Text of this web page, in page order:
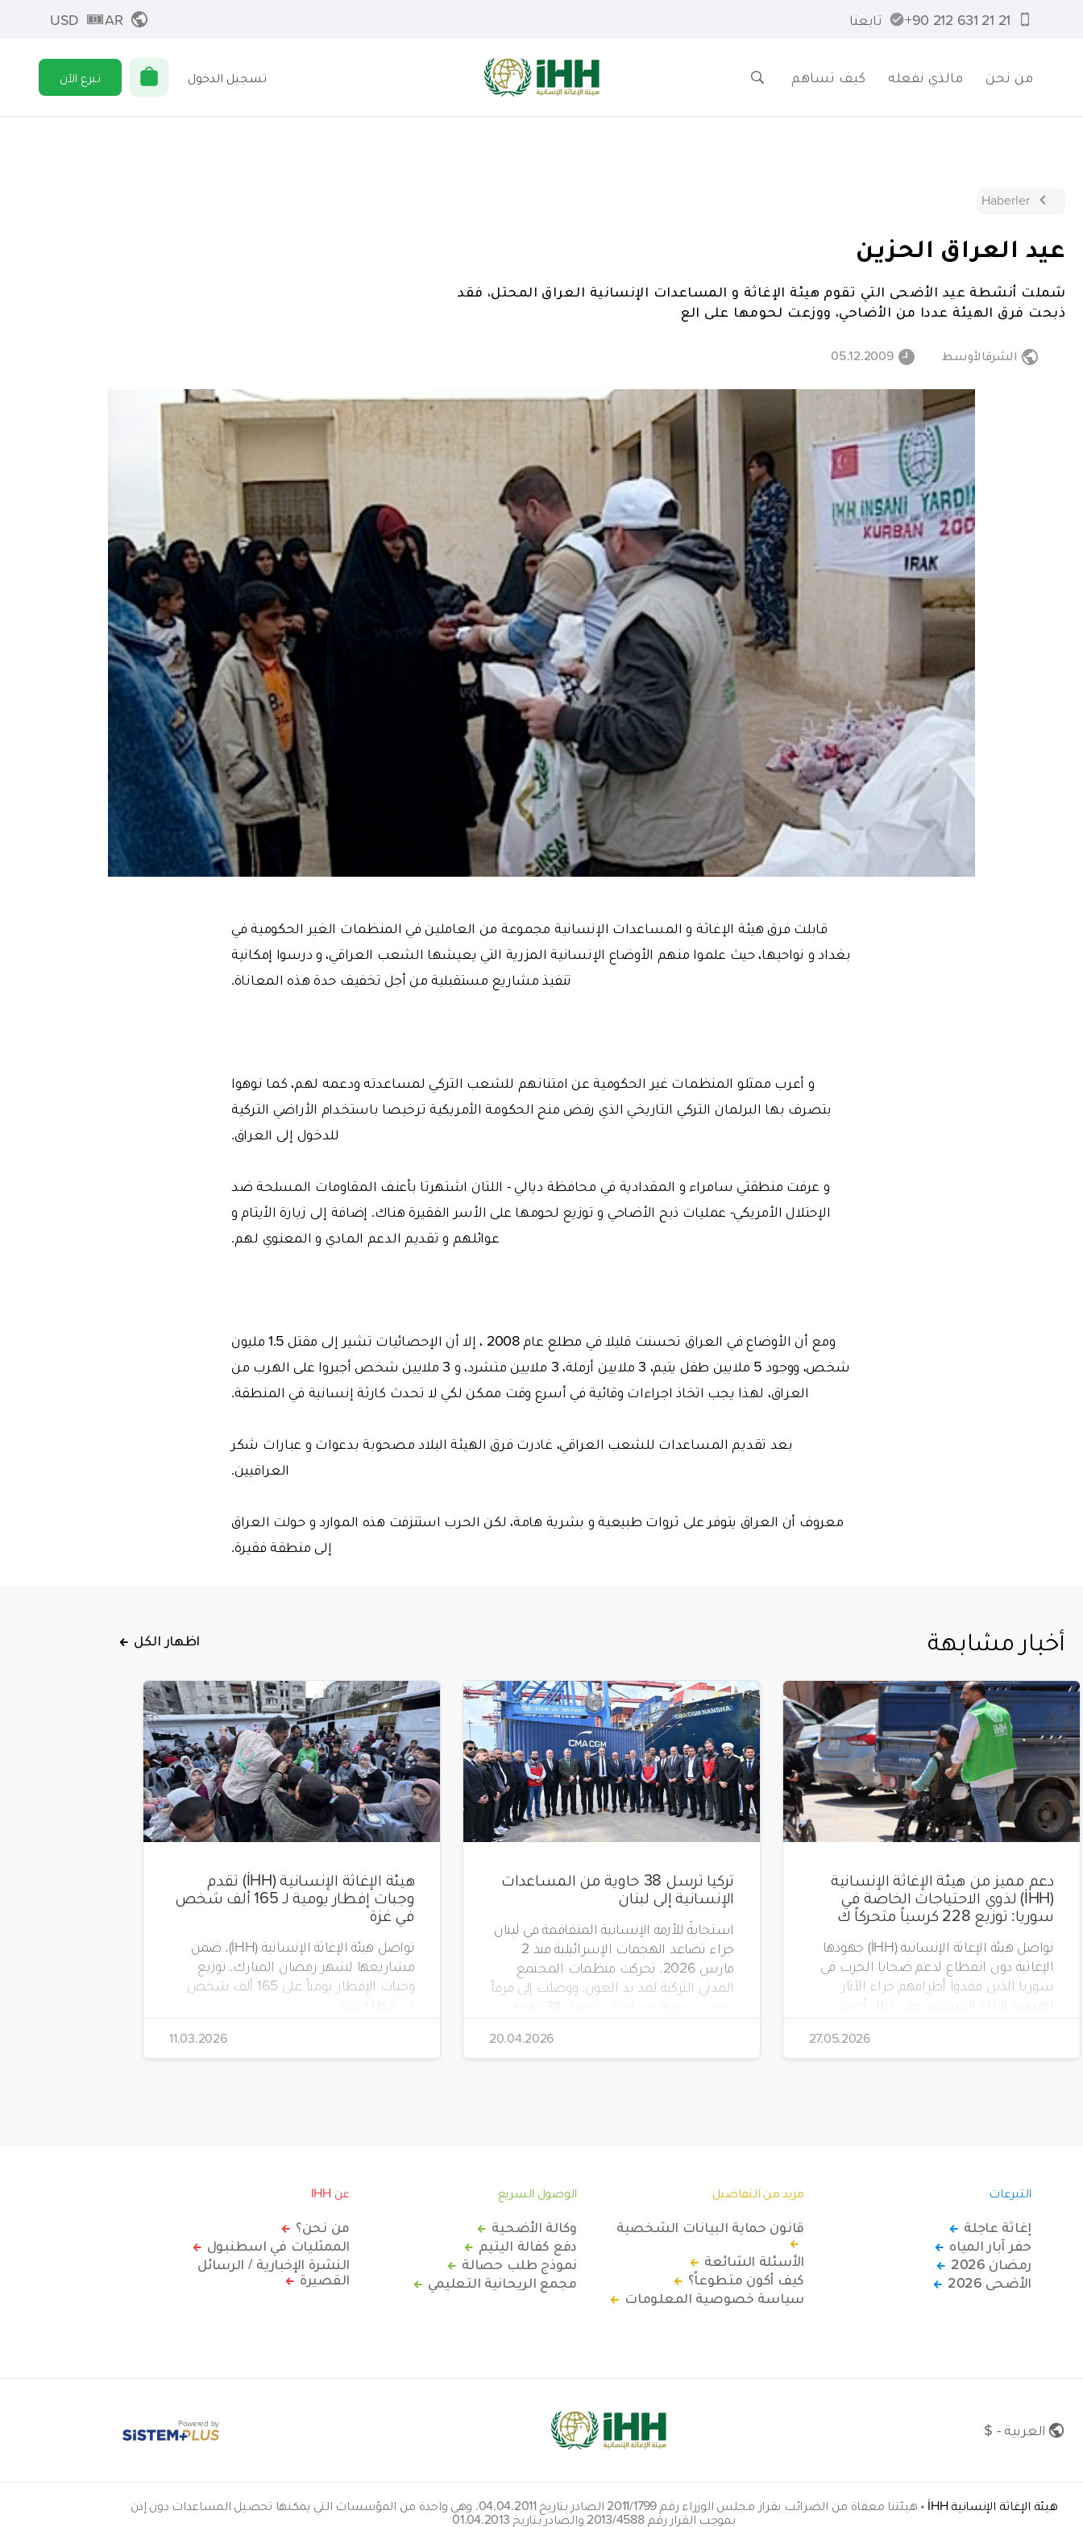
21 21 631 212 90+ تابعنا AR
USD
من نحن مالذي نفعله كيف تساهم تسجيل الدخول تبرع الآن
Haberler
عيد العراق الحزين
شملت أنشطة عيد الأضحى التي تقوم هيئة الإغاثة و المساعدات الإنسانية العراق المحتل، فقد
ذبحت فرق الهيئة عددا من الأضاحي، ووزعت لحومها على الع
الشرقالأوسط 05.12.2009
قابلت فرق هيئة الإغاثة و المساعدات الإنسانية مجموعة من العاملين في المنظمات الغير الحكومية في
بغداد و نواحيها، حيث علموا منهم الأوضاع الإنسانية المزرية التي يعيشها الشعب العراقي، و درسوا إمكانية
تنفيذ مشاريع مستقبلية من أجل تخفيف حدة هذه المعاناة.
و أعرب ممثلو المنظمات غير الحكومية عن امتنانهم للشعب التركي لمساعدته ودعمه لهم، كما نوهوا
بتصرف بها البرلمان التركي التاريخي الذي رفض منح الحكومة الأمريكية ترخيصا باستخدام الأراضي التركية
للدخول إلى العراق.
و عرفت منطقتي سامراء و المقدادية في محافظة ديالي - اللتان اشتهرتا بأعنف المقاومات المسلحة ضد
الإحتلال الأمريكي- عمليات ذبح الأضاحي و توزيع لحومها على الأسر الفقيرة هناك. إضافة إلى زيارة الأيتام و
عوائلهم و تقديم الدعم المادي و المعنوي لهم.
ومع أن الأوضاع في العراق تحسنت قليلا في مطلع عام 2008 ، إلا أن الإحصائيات تشير إلى مقتل 1.5 مليون
شخص، ووجود 5 ملايين طفل يتيم، 3 ملايين أرملة، 3 ملايين متشرد، و 3 ملايين شخص أجبروا على الهرب من
العراق، لهذا يجب اتخاذ اجراءات وقائية في أسرع وقت ممكن لكي لا تحدث كارثة إنسانية في المنطقة.
بعد تقديم المساعدات للشعب العراقي، غادرت فرق الهيئة البلاد مصحوبة بدعوات و عبارات شكر
العراقيين.
معروف أن العراق يتوفر على ثروات طبيعية و بشرية هامة، لكن الحرب استنزفت هذه الموارد و حولت العراق
إلى منطقة فقيرة.
أخبار مشابهة اظهار الكل
دعم مميز من هيئة الإغاثة الإنسانية
(İHH) لذوي الاحتياجات الخاصة في
سوريا: توزيع 228 كرسياً متحركاً ك
تواصل هيئة الإغاثة الإنسانية (İHH) جهودها
الإغاثية دون انقطاع لدعم ضحايا الحرب في
سوريا الذين فقدوا أطرافهم جراء الآثار
المدمرة للنزاع المستمر. وفي إطار أحدث
مشاريعها، قامت الهيئة بتوزيع 228 كرسياً
متحركاً كهربائياً على أشخاص من ذوي
الاحتياجات الخاصة يعيشون في ظروف
27.05.2026
تركيا ترسل 38 حاوية من المساعدات
الإنسانية إلى لبنان
استجابةً للأزمة الإنسانية المتفاقمة في لبنان
جراء تصاعد الهجمات الإسرائيلية منذ 2
مارس 2026، تحركت منظمات المجتمع
المدني التركية لمد يد العون. ووصلت إلى مرفأ
تضم مواد إغاثية عاجلة، بتنظيم من جمعية
"صدقة طاشي" (Sadakataşı) وبالتعاون مع
هيئة الإغاثة الإنسانية (İHH)، ووقف الأيتام
20.04.2026
هيئة الإغاثة الإنسانية (İHH) تقدم
وجبات إفطار يومية لـ 165 ألف شخص
في غزة
تواصل هيئة الإغاثة الإنسانية (İHH)، ضمن
مشاريعها لشهر رمضان المبارك، توزيع
وجبات الإفطار يومياً على 165 ألف شخص
في قطاع غزة.
11.03.2026
التبرعات
إغاثة عاجلة
حفر آبار المياه
رمضان 2026
الأضحى 2026
مزيد من التفاصيل
قانون حماية البيانات الشخصية
الأسئلة الشائعة
كيف أكون متطوعاً؟
سياسة خصوصية المعلومات
الوصول السريع
وكالة الأضحية
دفع كفالة اليتيم
نموذج طلب حصالة
مجمع الريحانية التعليمي
عن IHH
من نحن؟
الممثليات في اسطنبول
النشرة الإخبارية / الرسائل
القصيرة
العربية - $ Powered by
هيئة الإغاثة الإنسانية İHH • هيئتنا معفاة من الضرائب بقرار مجلس الوزراء رقم 2011/1799 الصادر بتاريخ 04.04.2011. وهي واحدة من المؤسسات التي يمكنها تحصيل المساعدات دون إذن
بموجب القرار رقم 2013/4588 والصادر بتاريخ 01.04.2013